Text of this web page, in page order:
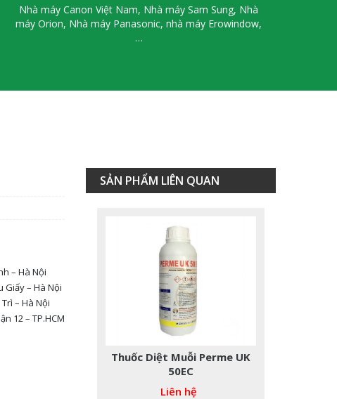
Nhà máy Canon Việt Nam, Nhà máy Sam Sung, Nhà
máy Orion, Nhà máy Panasonic, nhà máy Erowindow,
…
– Hà Nội
Giấy – Hà Nội
– Hà Nội
12 – TP.HCM
SẢN PHẨM LIÊN QUAN
Liên hệ
Thuốc Diệt Muỗi Perme UK
50EC
Liên hệ